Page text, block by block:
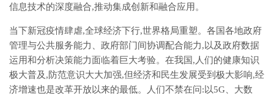
信息技术的深度融合,推动集成创新和融合应用。
当下新冠疫情肆虐,全球经济下行,世界格局重塑。各国各地政府
管理与公共服务能力、政府部门间协调配合能力,以及政府数据
运用和分析决策能力面临着巨大考验。在我国,人们的健康知识
极大普及,防范意识大大加强,但经济和民生发展受到极大影响,经
济增速也是改革开放以来的最低。人们不禁在问:以5G、大数